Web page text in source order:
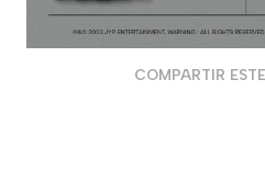
COMPARTIR